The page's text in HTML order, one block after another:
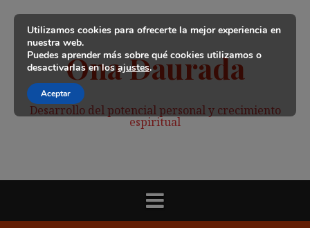
contenido
Ona Daurada
Desarrollo del potencial personal y crecimiento
espiritual
Utilizamos cookies para ofrecerte la mejor experiencia en
nuestra web.
Puedes aprender más sobre qué cookies utilizamos o
desactivarlas en losajustes.
Aceptar